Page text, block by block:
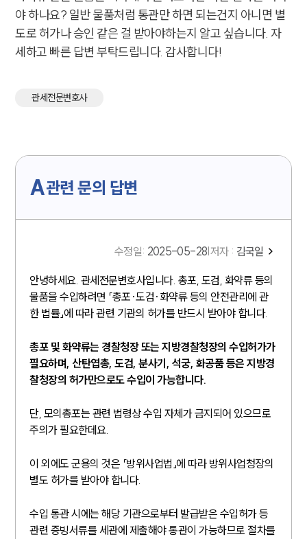
야 하나요? 일반 물품처럼 통관만 하면 되는건지 아니면 별
도로 허가나 승인 같은 걸 받아야하는지 알고 싶습니다. 자
세하고 빠른 답변 부탁드립니다. 감사합니다!
관세전문변호사
A관련 문의 답변
수정일: 2025-05-28 저자 : 김국일
안녕하세요. 관세전문변호사입니다. 총포, 도검, 화약류 등의
물품을 수입하려면 「총포·도검·화약류 등의 안전관리에 관
한 법률」에 따라 관련 기관의 허가를 반드시 받아야 합니다.
총포 및 화약류는 경찰청장 또는 지방경찰청장의 수입허가가
필요하며, 산탄엽총, 도검, 분사기, 석궁, 화공품 등은 지방경
찰청장의 허가만으로도 수입이 가능합니다.
단, 모의총포는 관련 법령상 수입 자체가 금지되어 있으므로
주의가 필요한데요.
이 외에도 군용의 것은 「방위사업법」에 따라 방위사업청장의
별도 허가를 받아야 합니다.
수입 통관 시에는 해당 기관으로부터 발급받은 수입허가 등
관련 증빙서류를 세관에 제출해야 통관이 가능하므로 절차를